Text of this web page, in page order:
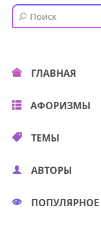
ГЛАВНАЯ
АФОРИЗМЫ
ТЕМЫ
АВТОРЫ
ПОПУЛЯРНОЕ